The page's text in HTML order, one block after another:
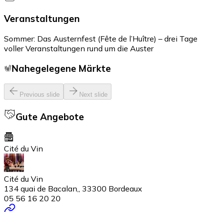
Veranstaltungen
Sommer: Das Austernfest (Fête de l’Huître) – drei Tage
voller Veranstaltungen rund um die Auster
Nahegelegene Märkte
Previous slide Next slide
Gute Angebote
Cité du Vin
Cité du Vin
134 quai de Bacalan,, 33300 Bordeaux
05 56 16 20 20